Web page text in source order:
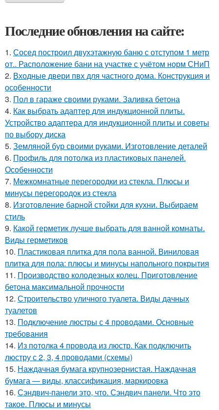
Последние обновления на сайте:
1. Сосед построил двухэтажную баню с отступом 1 метр
от.. Расположение бани на участке с учётом норм СНиП
2. Входные двери пвх для частного дома. Конструкция и
особенности
3. Пол в гараже своими руками. Заливка бетона
4. Как выбрать адаптер для индукционной плиты.
Устройство адаптера для индукционной плиты и советы
по выбору диска
5. Земляной бур своими руками. Изготовление деталей
6. Профиль для потолка из пластиковых панелей.
Особенности
7. Межкомнатные перегородки из стекла. Плюсы и
минусы перегородок из стекла
8. Изготовление барной стойки для кухни. Выбираем
стиль
9. Какой герметик лучше выбрать для ванной комнаты.
Виды герметиков
10. Пластиковая плитка для пола ванной. Виниловая
плитка для пола: плюсы и минусы напольного покрытия
11. Производство колодезных колец. Приготовление
бетона максимальной прочности
12. Строительство уличного туалета. Виды дачных
туалетов
13. Подключение люстры с 4 проводами. Основные
требования
14. Из потолка 4 провода из люстр. Как подключить
люстру с 2, 3, 4 проводами (схемы)
15. Наждачная бумага крупнозернистая. Наждачная
бумага — виды, классификация, маркировка
16. Сэндвич-панели это, что. Сэндвич панели. Что это
такое. Плюсы и минусы